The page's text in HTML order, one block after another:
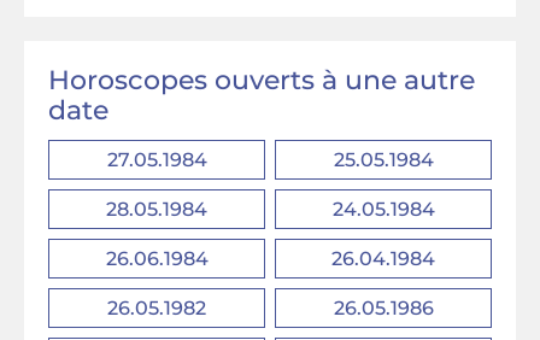
Horoscopes ouverts à une autre
date
27.05.1984 25.05.1984
28.05.1984 24.05.1984
26.06.1984 26.04.1984
26.05.1982 26.05.1986